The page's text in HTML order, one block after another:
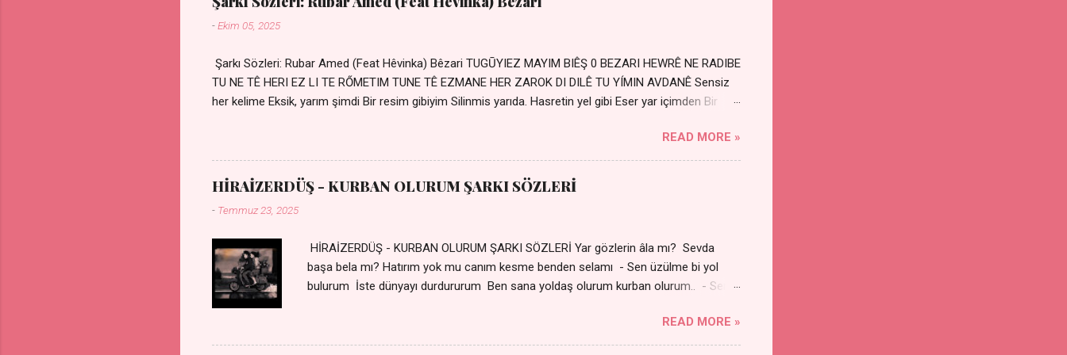
-Ekim 05, 2025
Şarkı Sözleri: Rubar Amed (Feat Hêvinka) Bêzari TUGŪYIEZ MAYIM BIÊŞ 0 BEZARI HEWRÊ NE RADIBE
TU NE TÊ HERI EZ LI TE RŐMETIM TUNE TÊ EZMANE HER ZAROK DI DILÊ TU YÍMIN AVDANÊ Sensiz
her kelime Eksik, yarım şimdi Bir resim gibiyim Silinmis yarıda. Hasretin yel gibi Eser yar içimden Bir
durmuyor Tu yi bihare min Ez ji payizim Li dile şevên min Teng e nefes im Adını sayıklar
Uykusuz geceler Sensiz her sabahım Sessiz ve kederli
READ MORE »
HİRAİZERDÜŞ - KURBAN OLURUM ŞARKI SÖZLERİ
- Temmuz 23, 2025
HİRAİZERDÜŞ - KURBAN OLURUM ŞARKI SÖZLERİ Yar gözlerin âla mı? Sevda
başa bela mı? Hatırım yok mu canım kesme benden selamı - Sen üzülme bi yol
bulurum İste dünyayı durdururum Ben sana yoldaş olurum kurban olurum.. - Sen
olurum Can canım cananım Yar gözlerin kara mı? Şu cefalar reva mı? Herkes
sevdiğin almış Sen de bana varman mı? - Sen üzülme bi yol bulurum İste dünyayı
READ MORE »